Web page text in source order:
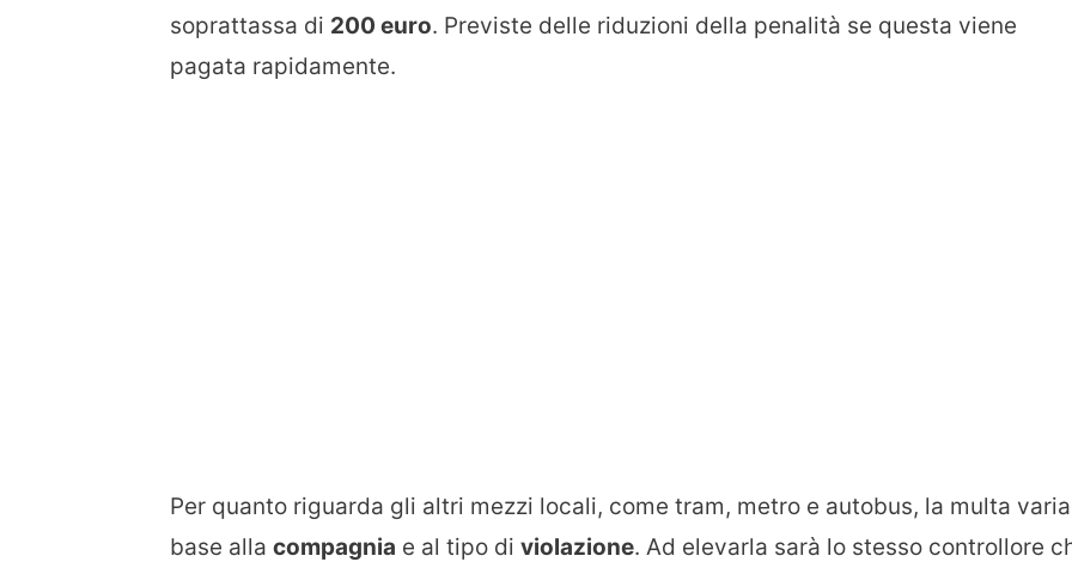
soprattassa di 200 euro. Previste delle riduzioni della penalità se questa viene
pagata rapidamente.
Per quanto riguarda gli altri mezzi locali, come tram, metro e autobus, la multa
base alla compagnia e al tipo di violazione. Ad elevarla sarà lo stesso controllore